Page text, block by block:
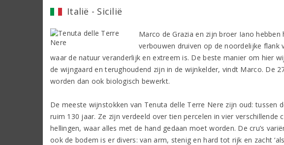
Italië - Sicilië
Marco de Grazia en zijn broer Iano
verbouwen druiven op de noordelijke flank
waar de natuur veranderlijk en extreem is. De beste manier om hier
de wijngaard en terughoudend zijn in de wijnkelder, vindt Marco. De
worden dan ook biologisch bewerkt.
De meeste wijnstokken van Tenuta delle Terre Nere zijn oud: tussen
ruim 130 jaar. Ze zijn verdeeld over tien percelen in vier verschillende
hellingen, waar alles met de hand gedaan moet worden. De cru’s
ook de bodem is er divers: van arm, stenig en hard tot rijk en zacht